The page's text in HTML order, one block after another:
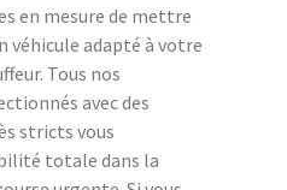
en mesure de mettre
véhicule adapté à votre
Tous nos
avec des
stricts vous
totale dans la